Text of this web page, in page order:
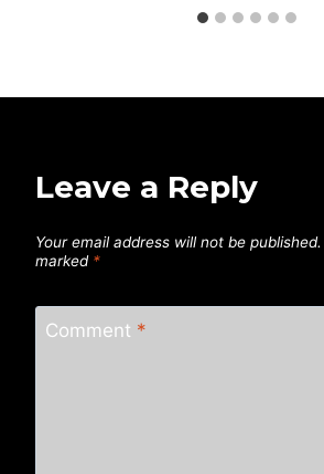
Leave a Reply
Your email address will not be published.
marked *
Comment *